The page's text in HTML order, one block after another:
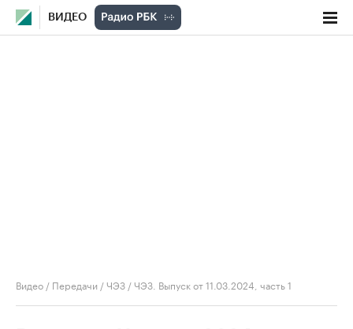
ВИДЕО
Видео / Передачи /ЧЭЗ /ЧЭЗ. Выпуск от 11.03.2024, часть 1